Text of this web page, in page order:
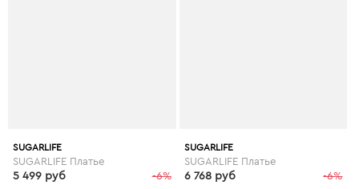
SUGARLIFE
SUGARLIFE Платье
-6%
5 499 руб
SUGARLIFE
SUGARLIFE Платье
-6%
6 768 руб